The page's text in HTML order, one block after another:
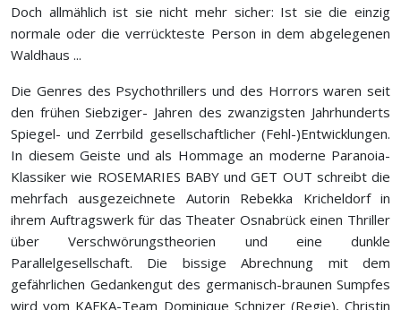
Doch allmählich ist sie nicht mehr sicher: Ist sie die einzig
normale oder die verrückteste Person in dem abgelegenen
Waldhaus ...
Die Genres des Psychothrillers und des Horrors waren seit
den frühen Siebziger- Jahren des zwanzigsten Jahrhunderts
Spiegel- und Zerrbild gesellschaftlicher (Fehl-)Entwicklungen.
In diesem Geiste und als Hommage an moderne Paranoia-
Klassiker wie ROSEMARIES BABY und GET OUT schreibt die
mehrfach ausgezeichnete Autorin Rebekka Kricheldorf in
ihrem Auftragswerk für das Theater Osnabrück einen Thriller
über Verschwörungstheorien und eine dunkle
Parallelgesellschaft. Die bissige Abrechnung mit dem
gefährlichen Gedankengut des germanisch-braunen Sumpfes
wird vom KAFKA-Team Dominique Schnizer (Regie), Christin